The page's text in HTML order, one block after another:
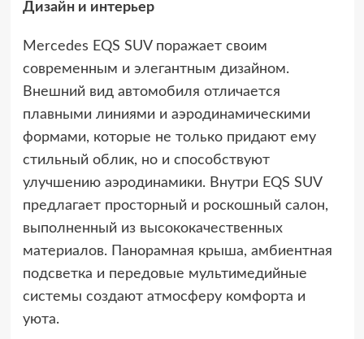
Дизайн и интерьер
Mercedes EQS SUV поражает своим
современным и элегантным дизайном.
Внешний вид автомобиля отличается
плавными линиями и аэродинамическими
формами, которые не только придают ему
стильный облик, но и способствуют
улучшению аэродинамики. Внутри EQS SUV
предлагает просторный и роскошный салон,
выполненный из высококачественных
материалов. Панорамная крыша, амбиентная
подсветка и передовые мультимедийные
системы создают атмосферу комфорта и
уюта.